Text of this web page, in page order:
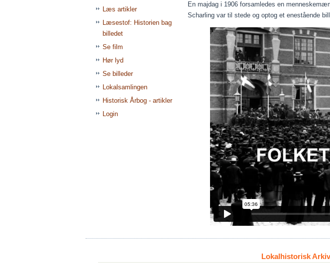
Læs artikler
Læsestof: Historien bag
billedet
Se film
Hør lyd
Se billeder
Lokalsamlingen
Historisk Årbog - artikler
Login
En majdag i 1906 forsamledes en
Scharling var til stede og optog et enestående
Lokalhistorisk